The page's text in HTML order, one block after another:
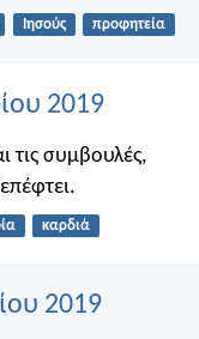
Ιησούς προφητεία
2019
τις συμβουλές,
καρδιά
2019